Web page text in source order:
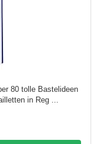
80 tolle Bastelideen
in Reg ...